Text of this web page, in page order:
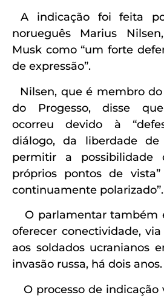
A indicação foi feita
norueguês Marius
Musk como “um forte
de expressão”.
Nilsen, que é membro
do Progesso, disse
ocorreu devido à
diálogo, da liberdade
permitir a possibilidade
próprios pontos de
continuamente polarizado”.
O parlamentar também
oferecer conectividade,
aos soldados ucranianos
invasão russa, há dois anos.
O processo de indicação